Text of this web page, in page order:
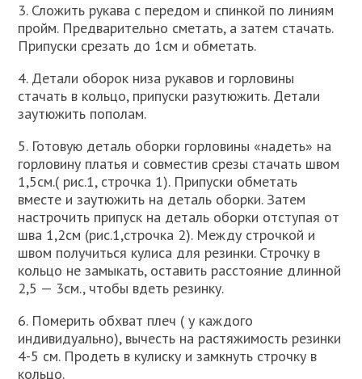
3. Сложить рукава с передом и спинкой по линиям
пройм. Предварительно сметать, а затем стачать.
Припуски срезать до 1см и обметать.
4. Детали оборок низа рукавов и горловины
стачать в кольцо, припуски разутюжить. Детали
заутюжить пополам.
5. Готовую деталь оборки горловины «надеть» на
горловину платья и совместив срезы стачать швом
1,5см.( рис.1, строчка 1). Припуски обметать
вместе и заутюжить на деталь оборки. Затем
настрочить припуск на деталь оборки отступая от
шва 1,2см (рис.1,строчка 2). Между строчкой и
швом получиться кулиса для резинки. Строчку в
кольцо не замыкать, оставить расстояние длинной
2,5 — 3см., чтобы вдеть резинку.
6. Померить обхват плеч ( у каждого
индивидуально), вычесть на растяжимость резинки
4-5 см. Продеть в кулиску и замкнуть строчку в
кольцо.